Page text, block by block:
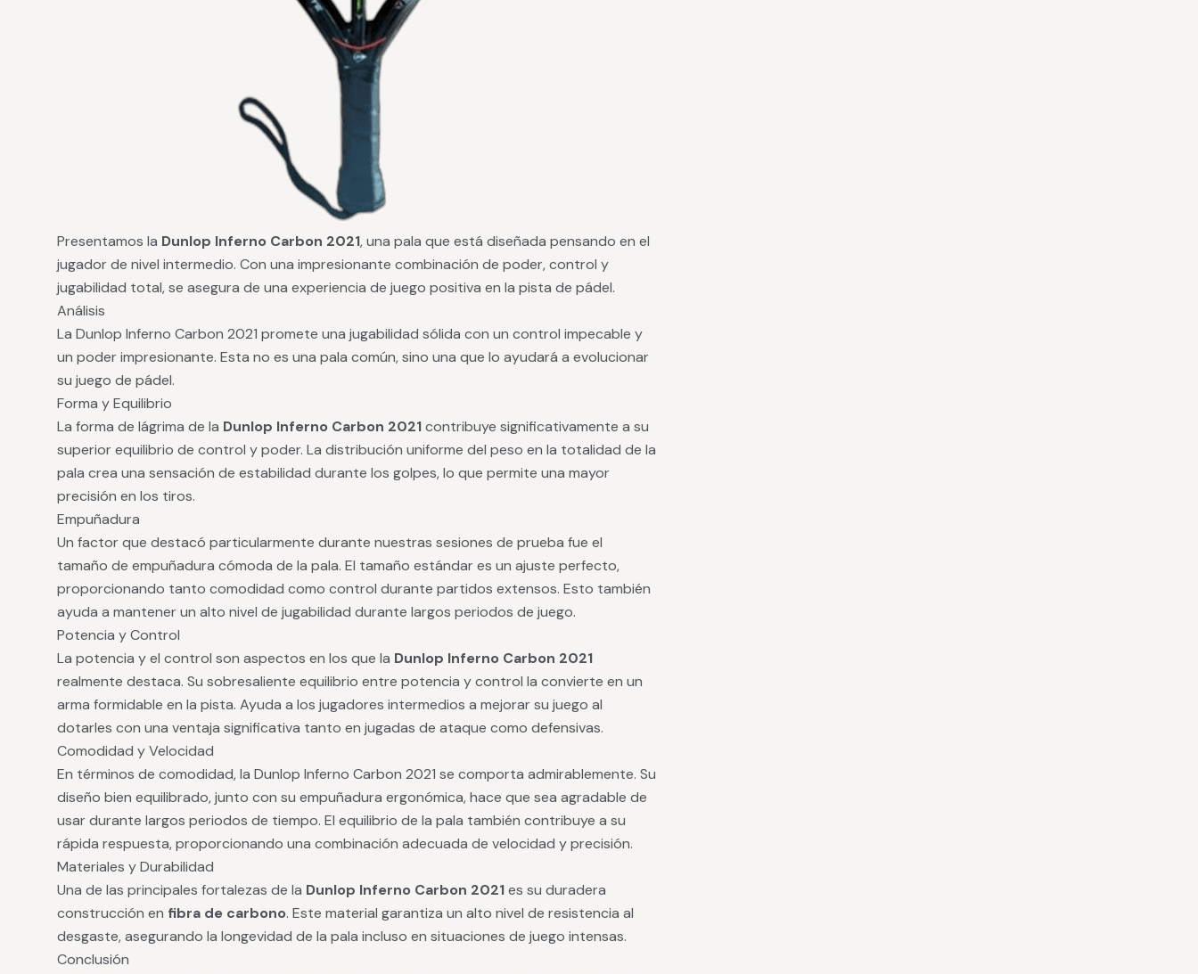
Presentamos la Dunlop Inferno Carbon 2021, una pala que está diseñada pensando en el
jugador de nivel intermedio. Con una impresionante combinación de poder, control y
jugabilidad total, se asegura de una experiencia de juego positiva en la pista de pádel.
Análisis
La Dunlop Inferno Carbon 2021 promete una jugabilidad sólida con un control impecable y
un poder impresionante. Esta no es una pala común, sino una que lo ayudará a evolucionar
su juego de pádel.
Forma y Equilibrio
La forma de lágrima de la Dunlop Inferno Carbon 2021contribuye significativamente a su
superior equilibrio de control y poder. La distribución uniforme del peso en la totalidad de la
pala crea una sensación de estabilidad durante los golpes, lo que permite una mayor
precisión en los tiros.
Empuñadura
Un factor que destacó particularmente durante nuestras sesiones de prueba fue el
tamaño de empuñadura cómoda de la pala. El tamaño estándar es un ajuste perfecto,
proporcionando tanto comodidad como control durante partidos extensos. Esto también
ayuda a mantener un alto nivel de jugabilidad durante largos periodos de juego.
Potencia y Control
La potencia y el control son aspectos en los que la Dunlop Inferno Carbon 2021
realmente destaca. Su sobresaliente equilibrio entre potencia y control la convierte en un
arma formidable en la pista. Ayuda a los jugadores intermedios a mejorar su juego al
dotarles con una ventaja significativa tanto en jugadas de ataque como defensivas.
Comodidad y Velocidad
En términos de comodidad, la Dunlop Inferno Carbon 2021 se comporta admirablemente. Su
diseño bien equilibrado, junto con su empuñadura ergonómica, hace que sea agradable de
usar durante largos periodos de tiempo. El equilibrio de la pala también contribuye a su
rápida respuesta, proporcionando una combinación adecuada de velocidad y precisión.
Materiales y Durabilidad
Una de las principales fortalezas de la Dunlop Inferno Carbon 2021es su duradera
construcción en fibra de carbono. Este material garantiza un alto nivel de resistencia al
desgaste, asegurando la longevidad de la pala incluso en situaciones de juego intensas.
Conclusión